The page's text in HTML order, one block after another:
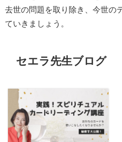
去世の問題を取り除き、今世の
ていきましょう。
セエラ先生ブログ